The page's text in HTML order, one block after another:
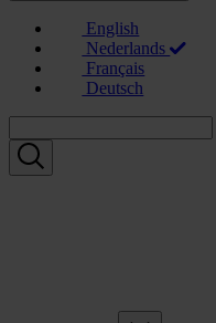
English
Nederlands
Français
Deutsch